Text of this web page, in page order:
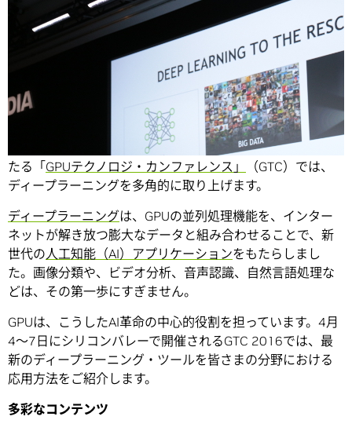
Share
ディープラーニングには、すべてを変える力があります。来
たる「GPUテクノロジ・カンファレンス」
（GTC）では、
ディープラーニングを多角的に取り上げます。
ディープラーニングは、GPUの並列処理機能を、インター
ネットが解き放つ膨大なデータと組み合わせることで、新
世代の人工知能（AI）アプリケーションをもたらしまし
た。画像分類や、ビデオ分析、音声認識、自然言語処理な
どは、その第一歩にすぎません。
GPUは、こうしたAI革命の中心的役割を担っています。4月
4～7日にシリコンバレーで開催されるGTC 2016では、最
新のディープラーニング・ツールを皆さまの分野における
応用方法をご紹介します。
多彩なコンテンツ